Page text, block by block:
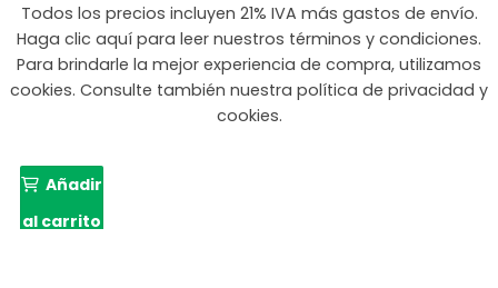
Todos los precios incluyen 21% IVA más gastos de envío.
Haga clic aquí para leer nuestros términos y condiciones.
Para brindarle la mejor experiencia de compra, utilizamos
cookies. Consulte también nuestra política de privacidad y
cookies.
Añadir
al carrito